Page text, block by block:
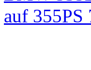
auf